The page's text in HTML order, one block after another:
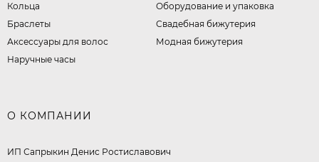
Кольца
Браслеты
Аксессуары для волос
Наручные часы
Оборудование и упаковка
Свадебная бижутерия
Модная бижутерия
О КОМПАНИИ
ИП Сапрыкин Денис Ростиславович